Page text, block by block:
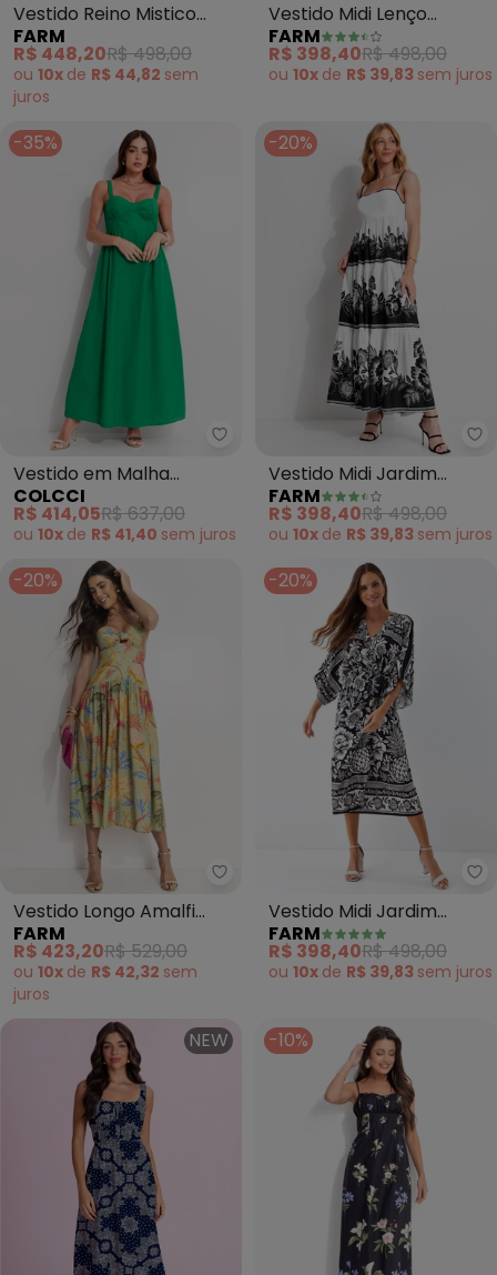
Vestido Reino Mistico
(Preto)
FARM
R$ 448,20R$ 498,00
ou 10x de R$ 44,82 sem
juros
Vestido Midi Lenço
Energia
FARM
R$ 398,40R$ 498,00
ou 10x de R$ 39,83 sem juros
-35%
Colcci - Vestido em Malha
Vestido em Malha
(Verde)
COLCCI
R$ 414,05R$ 637,00
ou 10x de R$ 41,40 sem juros
-20%
Vestido Midi Jardim
Romance (Preto)
FARM
R$ 398,40R$ 498,00
ou 10x de R$ 39,83 sem juros
-20%
Farm - Vestido Longo Amalfi
Vestido Longo Amalfi
Verde (Verde)
FARM
R$ 423,20R$ 529,00
ou 10x de R$ 42,32 sem
juros
-20%
Vestido Midi Jardim
Romance
FARM
R$ 398,40R$ 498,00
ou 10x de R$ 39,83 sem juros
NEW -10%